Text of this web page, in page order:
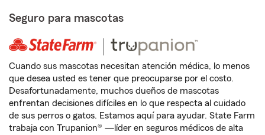
Seguro para mascotas
Cuando sus mascotas necesitan atención médica, lo menos
que desea usted es tener que preocuparse por el costo.
Desafortunadamente, muchos dueños de mascotas
enfrentan decisiones difíciles en lo que respecta al cuidado
de sus perros o gatos. Estamos aquí para ayudar. State Farm
trabaja con Trupanion® —líder en seguros médicos de alta